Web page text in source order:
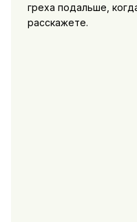
греха подальше,
расскажете.